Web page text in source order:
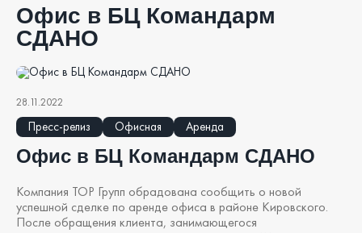
Офис в БЦ Командарм
СДАНО
28.11.2022
Пресс-релиз Офисная Аренда
Офис в БЦ Командарм СДАНО
Компания ТОР Групп обрадована сообщить о новой
успешной сделке по аренде офиса в районе Кировского.
После обращения клиента, занимающегося